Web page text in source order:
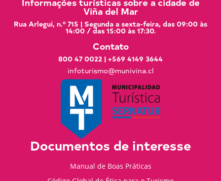
Viña del Mar
Rua Arlegui, n.º 715 | Segunda a sexta-feira, das 09:00 às
14:00 / das 15:00 às 17:30.
Contato
800 47 0022 | +569 4149 3644
infoturismo@munivina.cl
Documentos de interesse
Manual de Boas Práticas